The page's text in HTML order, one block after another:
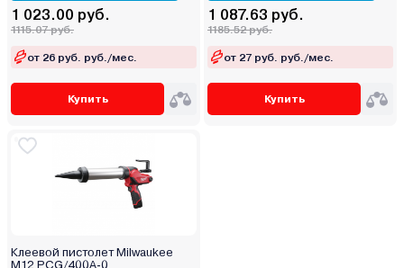
1 023.00 руб.
1115.07 руб.
от 26 руб. руб./мес.
Купить
1 087.63 руб.
1185.52 руб.
от 27 руб. руб./мес.
Купить
Клеевой пистолет Milwaukee
M12 PCG/400A-0